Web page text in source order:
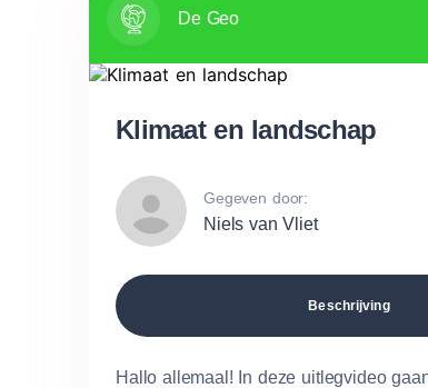
De Geo
Klimaat en landschap
Gegeven door:
Niels van Vliet
Beschrijving
Hallo allemaal! In deze uitlegvideo